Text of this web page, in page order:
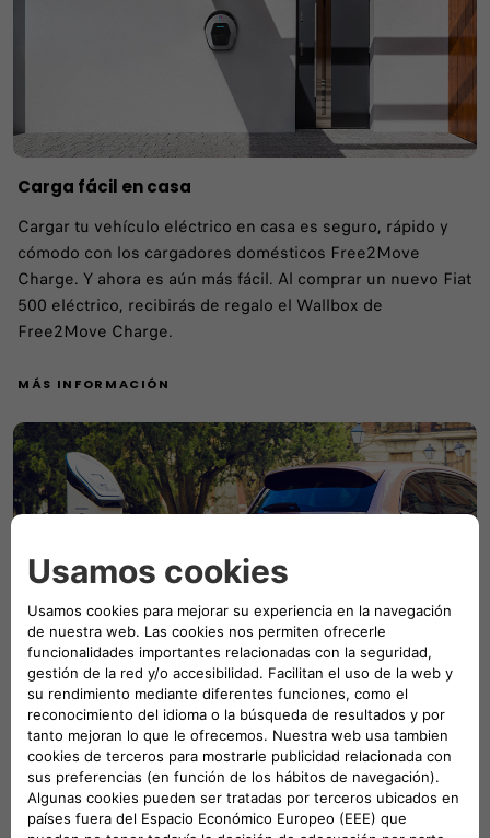
Carga fácil en casa
Cargar tu vehículo eléctrico en casa es seguro, rápido y
cómodo con los cargadores domésticos Free2Move
Charge. Y ahora es aún más fácil. Al comprar un nuevo Fiat
500 eléctrico, recibirás de regalo el Wallbox de
Free2Move Charge.
MÁS INFORMACIÓN
Carga fácil sobre la marcha
Free2Move Charge facilita estar siempre cargado, en
cualquier lugar y momento, ofreciendo a los clientes de
Fiat acceso a una de las mayores redes de carga pública
de Europa, con más de 900.000 puntos de recarga.